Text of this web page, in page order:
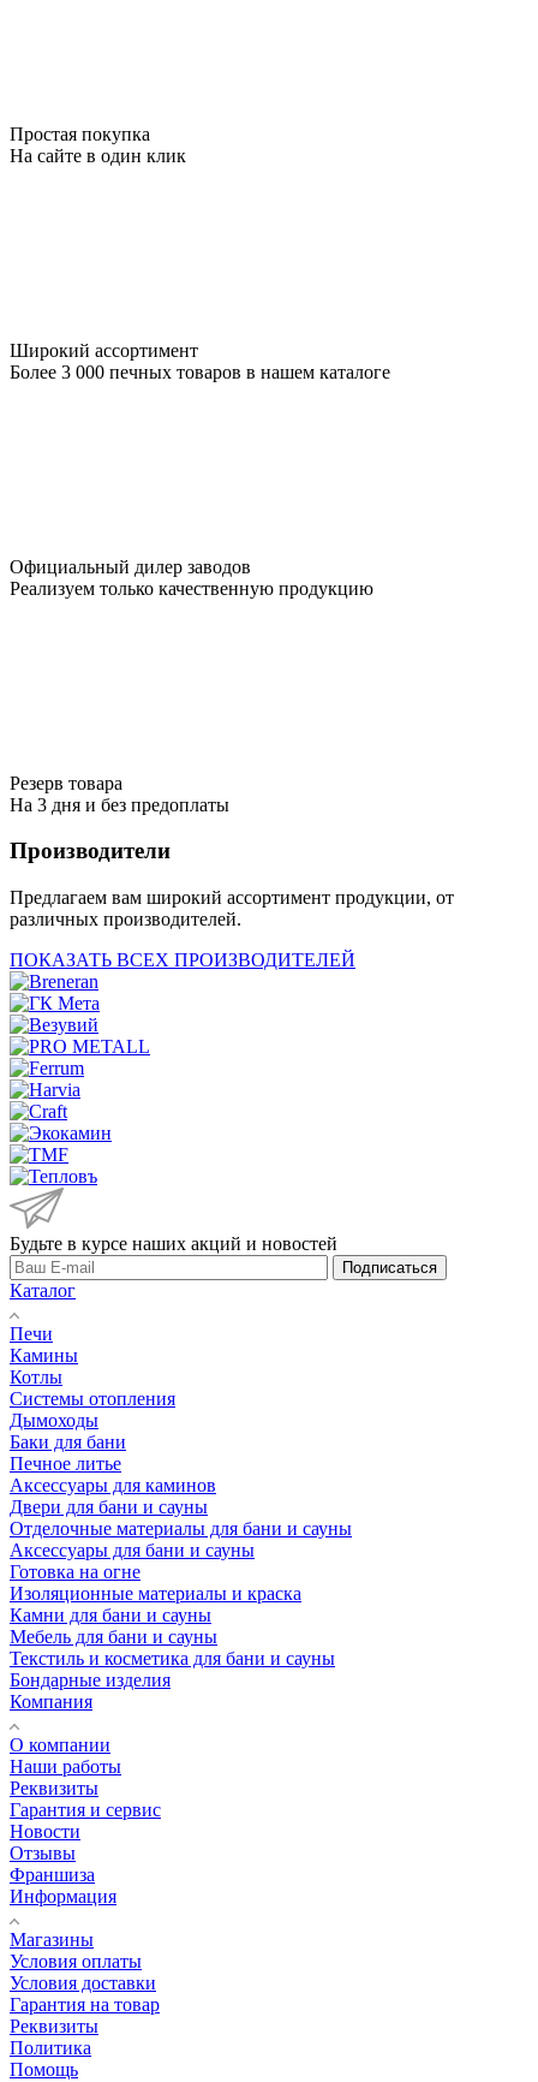
Простая покупка
На сайте в один клик
Широкий ассортимент
Более 3 000 печных товаров в нашем каталоге
Официальный дилер заводов
Реализуем только качественную продукцию
Резерв товара
На 3 дня и без предоплаты
Производители
Предлагаем вам широкий ассортимент продукции, от
различных производителей.
ПОКАЗАТЬ ВСЕХ ПРОИЗВОДИТЕЛЕЙ
Будьте в курсе наших акций и новостей
Подписаться
Каталог
Печи
Камины
Котлы
Системы отопления
Дымоходы
Баки для бани
Печное литье
Аксессуары для каминов
Двери для бани и сауны
Отделочные материалы для бани и сауны
Аксессуары для бани и сауны
Готовка на огне
Изоляционные материалы и краска
Камни для бани и сауны
Мебель для бани и сауны
Текстиль и косметика для бани и сауны
Бондарные изделия
Компания
О компании
Наши работы
Реквизиты
Гарантия и сервис
Новости
Отзывы
Франшиза
Информация
Магазины
Условия оплаты
Условия доставки
Гарантия на товар
Реквизиты
Политика
Помощь